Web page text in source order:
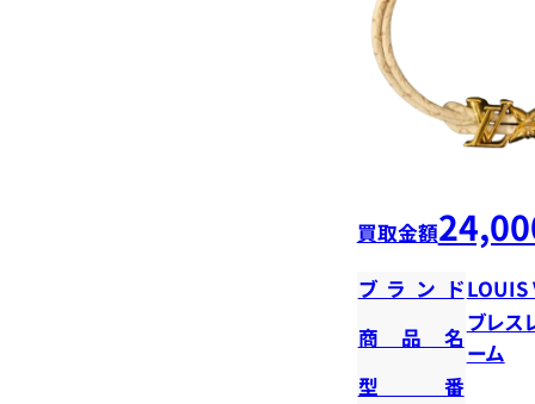
買取金額
ブランドLOUIS
商品名
ブレス
ーム
型番